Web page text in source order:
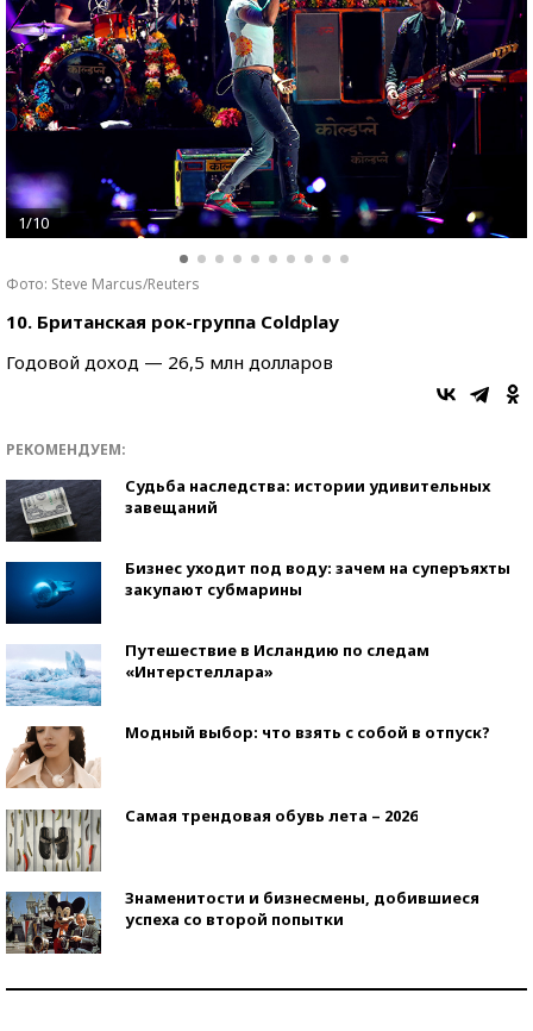
1/10
Фото: Steve Marcus/Reuters
10. Британская рок-группа Coldplay
Годовой доход — 26,5 млн долларов
РЕКОМЕНДУЕМ:
Судьба наследства: истории удивительных
завещаний
Бизнес уходит под воду: зачем на суперъяхты
закупают субмарины
Путешествие в Исландию по следам
«Интерстеллара»
Модный выбор: что взять с собой в отпуск?
Самая трендовая обувь лета – 2026
Знаменитости и бизнесмены, добившиеся
успеха со второй попытки